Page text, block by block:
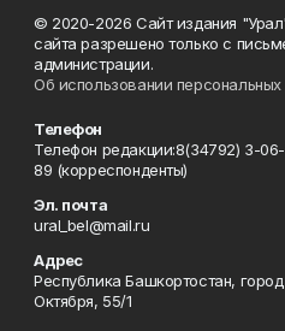
© 2020-2026 Сайт издания
сайта разрешено только с
администрации.
Об использовании персональных
Телефон
Телефон редакции:8(34792) 3-
89 (корреспонденты)
Эл. почта
ural_bel@mail.ru
Адрес
Республика Башкортостан,
Октября, 55/1